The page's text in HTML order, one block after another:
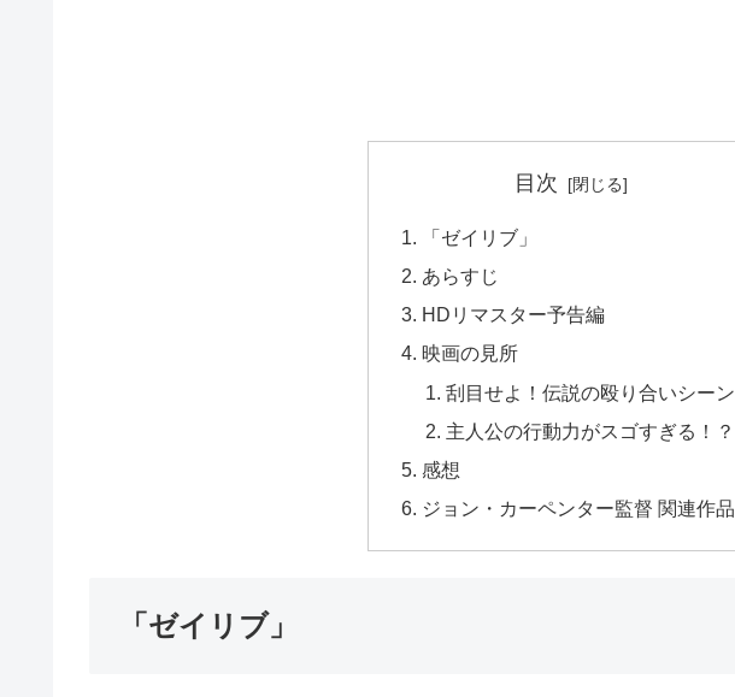
目次
「ゼイリブ」
あらすじ
HDリマスター予告編
映画の見所
刮目せよ！伝説の殴り合いシーン
主人公の行動力がスゴすぎる！？
感想
ジョン・カーペンター監督 関連作品
「ゼイリブ」